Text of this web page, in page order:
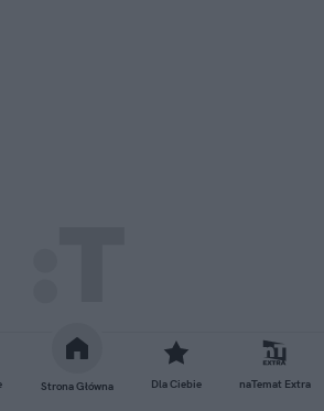
Strona Główna Dla Ciebie naTemat Extra